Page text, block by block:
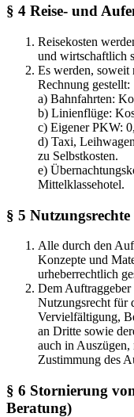
§ 4 Reise- und
Reisekosten
und wirtschaftlich
Es werden, soweit
Rechnung gestellt:
a) Bahnfahrten:
b) Linienflüge:
c) Eigener PKW:
d) Taxi,
zu Selbstkosten.
e)
Mittelklassehotel.
§ 5
Alle durch den
Konzepte und
urheberrechtlich
Dem Auftraggeber
Nutzungsrecht für
Vervielfältigung,
an Dritte sowie
auch in
Zustimmung des
§ 6 Stornierung
Beratung)